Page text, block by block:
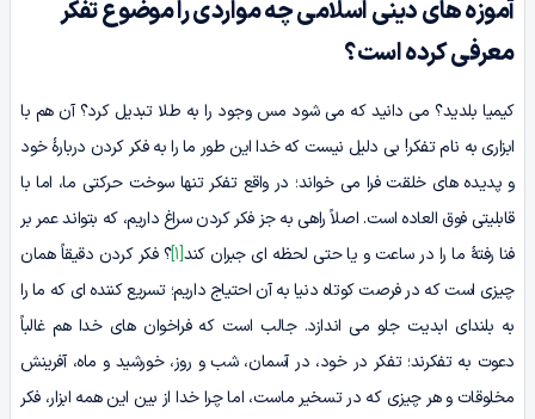
آموزه های دینی اسلامی چه مواردی را موضوع تفکر
معرفی کرده است؟
کیمیا بلدید؟ می دانید که می شود مس وجود را به طلا تبدیل کرد؟ آن هم با
ابزاری به نام تفکر! بی­ دلیل نیست که خدا این طور ما را به فکر کردن دربارۀ خود
و پدیده های خلقت فرا می خواند؛ در واقع تفکر تنها سوخت حرکتی ما، اما با
قابلیتی فوق العاده است. اصلاً راهی به جز فکر کردن سراغ داریم، که بتواند عمر بر
فنا رفتۀ ما را در ساعت و یا حتی لحظه ای جبران کند[1] ؟ فکر کردن دقیقاً همان
چیزی است که در فرصت کوتاه دنیا به آن احتیاج داریم؛ تسریع کننده ای که ما را
به بلندای ابدیت جلو می اندازد. جالب است که فراخوان های خدا هم غالباً
دعوت به تفکرند؛ تفکر در خود، در آسمان، شب و روز، خورشید و ماه، آفرینش
مخلوقات و هر چیزی که در تسخیر ماست، اما چرا خدا از بین این همه ابزار، فکر